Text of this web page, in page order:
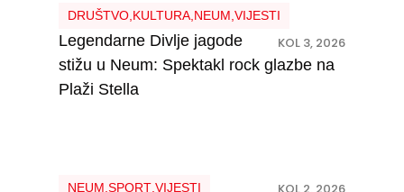
DRUŠTVO, KULTURA, NEUM VIJESTI
KOL 3, 2026
Legendarne Divlje jagode
stižu u Neum: Spektakl rock glazbe na
Plaži Stella
NEUM SPORT, VIJESTI